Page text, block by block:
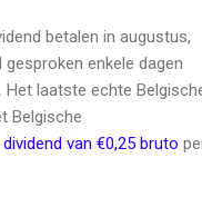
betalen in augustus,
enkele dagen
laatste echte
Belgische
van €0,25 bruto